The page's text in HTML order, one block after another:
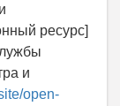
ресурс]
и
open-